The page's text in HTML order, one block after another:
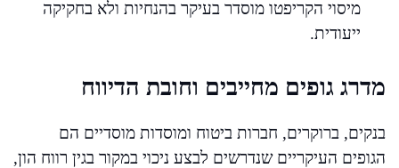
מיסוי הקריפטו מוסדר בעיקר בהנחיות ולא בחקיקה
ייעודית.
מדרג גופים מחייבים וחובת הדיווח
בנקים, ברוקרים, חברות ביטוח ומוסדות מוסדיים הם
הגופים העיקריים שנדרשים לבצע ניכוי במקור בגין רווח הון,